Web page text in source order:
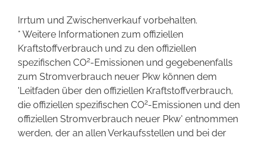
Irrtum und Zwischenverkauf vorbehalten.
* Weitere Informationen zum offiziellen
Kraftstoffverbrauch und zu den offiziellen
spezifischen CO2-Emissionen und gegebenenfalls
zum Stromverbrauch neuer Pkw können dem
'Leitfaden über den offiziellen Kraftstoffverbrauch,
die offiziellen spezifischen CO2-Emissionen und den
offiziellen Stromverbrauch neuer Pkw' entnommen
werden, der an allen Verkaufsstellen und bei der